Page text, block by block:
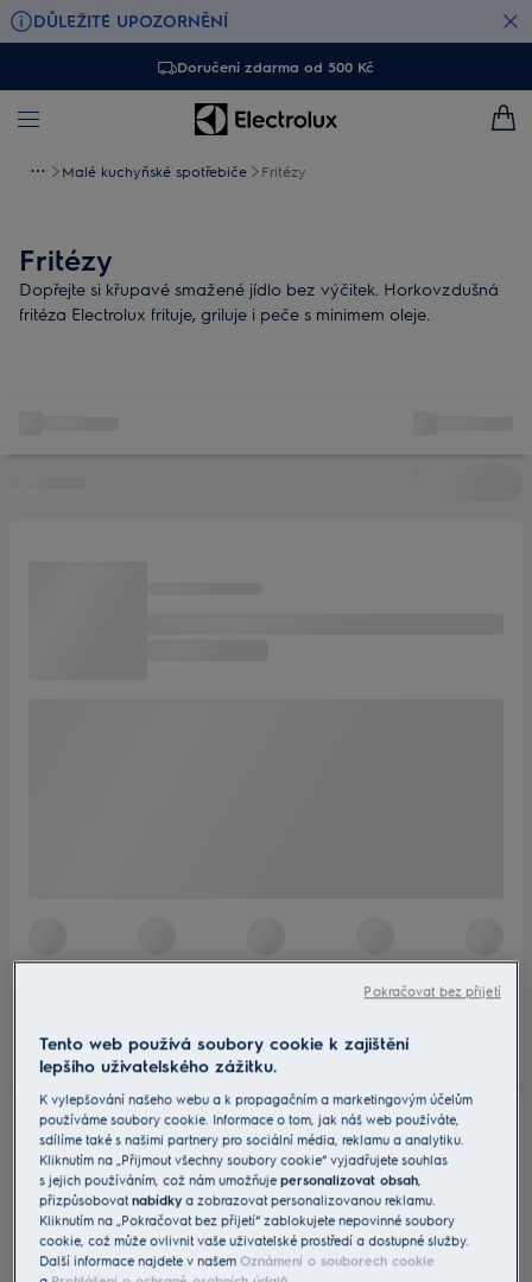
DŮLEŽITÉ UPOZORNĚNÍ
Doručení zdarma od 500 Kč
Malé kuchyňské spotřebiče Fritézy
Fritézy
Dopřejte si křupavé smažené jídlo bez výčitek. Horkovzdušná
fritéza Electrolux frituje, griluje i peče s minimem oleje.
Tento web používá soubory cookie k zajištění
lepšího uživatelského zážitku.
K vylepšování našeho webu a k propagačním a marketingovým účelům
používáme soubory cookie. Informace o tom, jak náš web používáte,
sdílíme také s našimi partnery pro sociální média, reklamu a analytiku.
Kliknutím na „Přijmout všechny soubory cookie“ vyjadřujete souhlas
s jejich používáním, což nám umožňujepersonalizovat obsah,
přizpůsobovatnabídky a zobrazovat personalizovanou reklamu.
Kliknutím na „Pokračovat bez přijetí“ zablokujete nepovinné soubory
cookie, což může ovlivnit vaše uživatelské prostředí a dostupné služby.
Další informace najdete v našemOznámení o souborech cookie
Pokračovat bez přijetí